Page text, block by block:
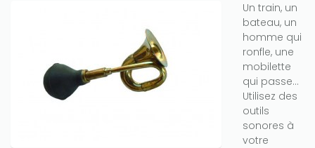
Un train, un
bateau, un
homme qui
ronfle, une
mobilette
qui passe...
Utilisez des
outils
sonores à
votre